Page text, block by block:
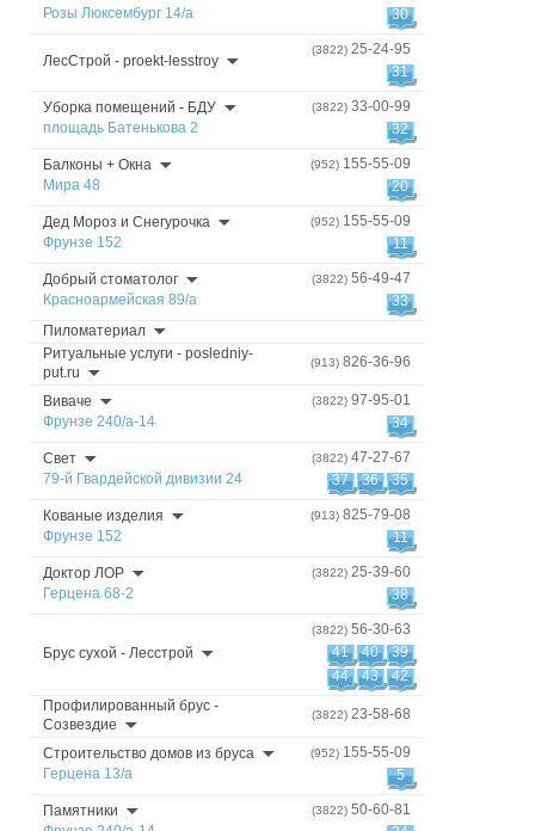
Розы Люксембург 14/а
30
ЛесСтрой - proekt-lesstroy
(3822) 25-24-95
31
Уборка помещений - БДУ
площадь Батенькова 2
(3822) 33-00-99
32
Балконы + Окна
Мира 48
(952) 155-55-09
20
Дед Мороз и Снегурочка
Фрунзе 152
(952) 155-55-09
11
Добрый стоматолог
Красноармейская 89/а
(3822) 56-49-47
33
Пиломатериал
Ритуальные услуги - posledniy-
put.ru
(913) 826-36-96
Виваче
Фрунзе 240/а-14
(3822) 97-95-01
34
Свет
79-й Гвардейской дивизии 24
(3822) 47-27-67
35
36
37
Кованые изделия
Фрунзе 152
(913) 825-79-08
11
Доктор ЛОР
Герцена 68-2
(3822) 25-39-60
38
Брус сухой - Лесстрой
(3822) 56-30-63
39
40
41
42
43
44
Профилированный брус -
Созвездие
(3822) 23-58-68
Строительство домов из бруса
Герцена 13/а
(952) 155-55-09
5
Памятники
(3822) 50-60-81